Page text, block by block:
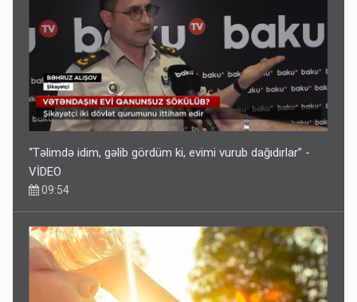
“Təlimdə idim, gəlib gördüm ki, evimi vurub dağıdırlar” -
VİDEO
09:54